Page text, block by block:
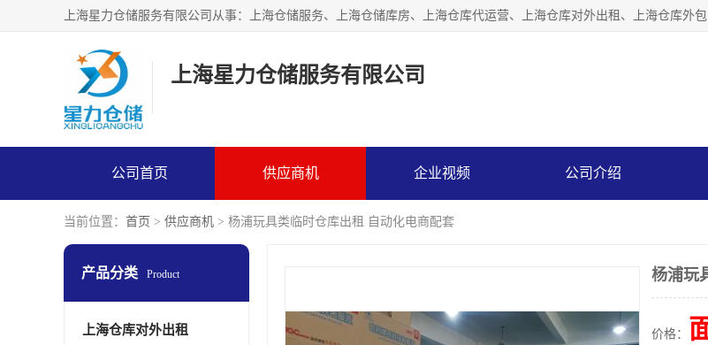
上海星力仓储服务有限公司
公司首页 供应商机 企业视频 公司介绍
当前位置： 首页 > 供应商机 > 杨浦玩具类临时仓库出租 自动化电商配套
产品分类 Product
上海仓库对外出租
杨浦玩
价格：